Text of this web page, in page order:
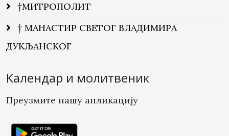
†МИТРОПОЛИТ
† МАНАСТИР СВЕТОГ ВЛАДИМИРА
ДУКЉАНСКОГ
Календар и молитвеник
Преузмите нашу апликацију